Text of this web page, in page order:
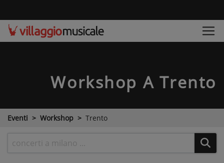
Workshop A Trento
Eventi Workshop Trento